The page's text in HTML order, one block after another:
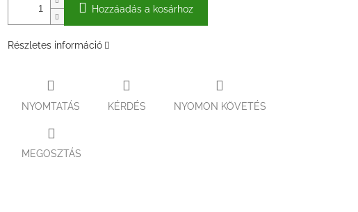
Hozzáadás a kosárhoz
Részletes információ
NYOMTATÁS KÉRDÉS NYOMON KÖVETÉS
MEGOSZTÁS